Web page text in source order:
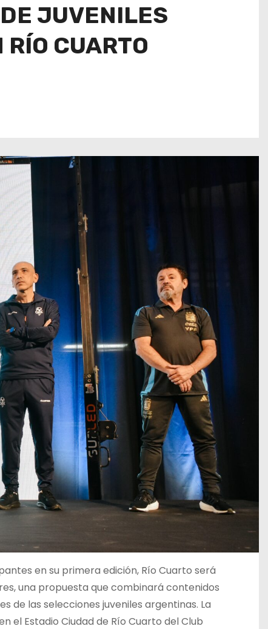
JUVENILES
CUARTO
en su primera edición, Río Cuarto será
una propuesta que combinará contenidos
de las selecciones juveniles argentinas. La
el Estadio Ciudad de Río Cuarto del Club